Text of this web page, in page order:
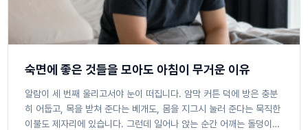
숙면에 좋은 것들을 모아도 아침이 무거운 이유
알람이 세 번째 울리고서야 눈이 떠집니다. 암막 커튼 덕에 방은 충분
히 어둡고, 목을 받쳐 준다는 베개도, 몸을 지그시 눌러 준다는 묵직한
이불도 제자리에 있습니다. 그런데 일어나 앉는 순간 어깨는 돌덩이처